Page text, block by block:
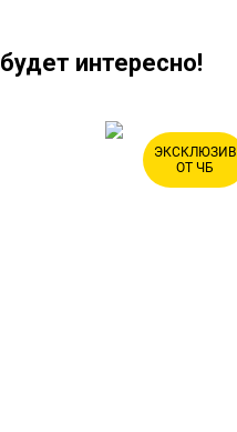
интересно!
ЭКСКЛЮЗИВ
ОТ ЧБ